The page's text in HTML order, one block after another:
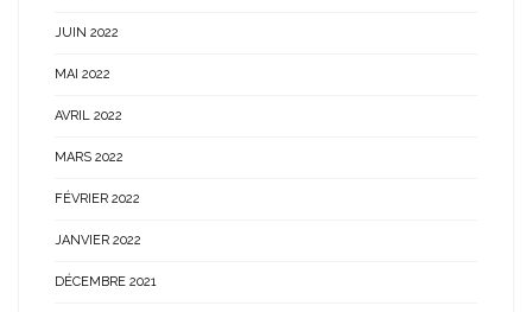
JUIN 2022
MAI 2022
AVRIL 2022
MARS 2022
FÉVRIER 2022
JANVIER 2022
DÉCEMBRE 2021